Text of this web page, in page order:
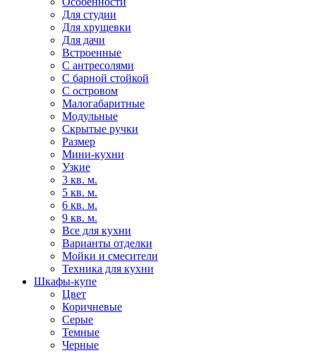
Для студии
Для хрущевки
Для дачи
Встроенные
С антресолями
С барной стойкой
С островом
Малогабаритные
Модульные
Скрытые ручки
Размер
Мини-кухни
Узкие
3 кв. м.
5 кв. м.
6 кв. м.
9 кв. м.
Все для кухни
Варианты отделки
Мойки и смесители
Техника для кухни
Шкафы-купе
Цвет
Коричневые
Серые
Темные
Черные